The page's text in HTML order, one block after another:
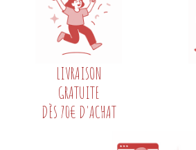
LIVRAISON
GRATUITE
DÈS 70€ D'ACHAT